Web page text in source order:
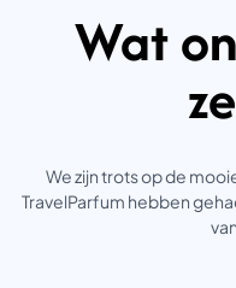
Wat
We zijn trots op de
TravelParfum hebben